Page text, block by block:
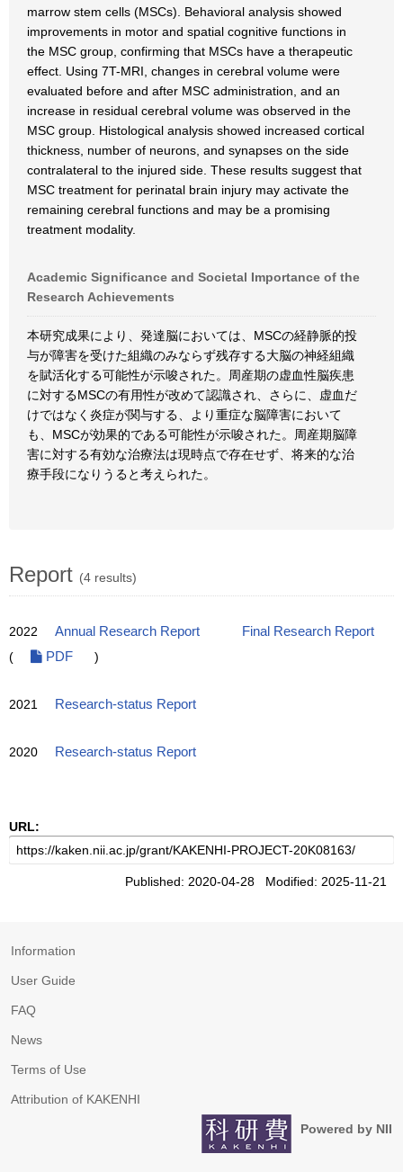
marrow stem cells (MSCs). Behavioral analysis showed
improvements in motor and spatial cognitive functions in
the MSC group, confirming that MSCs have a therapeutic
effect. Using 7T-MRI, changes in cerebral volume were
evaluated before and after MSC administration, and an
increase in residual cerebral volume was observed in the
MSC group. Histological analysis showed increased cortical
thickness, number of neurons, and synapses on the side
contralateral to the injured side. These results suggest that
MSC treatment for perinatal brain injury may activate the
remaining cerebral functions and may be a promising
treatment modality.
Academic Significance and Societal Importance of the
Research Achievements
本研究成果により、発達脳においては、MSCの経静脈的投
与が障害を受けた組織のみならず残存する大脳の神経組織
を賦活化する可能性が示唆された。周産期の虚血性脳疾患
に対するMSCの有用性が改めて認識され、さらに、虚血だ
けではなく炎症が関与する、より重症な脳障害において
も、MSCが効果的である可能性が示唆された。周産期脳障
害に対する有効な治療法は現時点で存在せず、将来的な治
療手段になりうると考えられた。
Report (4 results)
2022 Annual Research Report
Final Research Report
(
PDF )
2021 Research-status Report
2020 Research-status Report
URL:
Published: 2020-04-28 Modified: 2025-11-21
Information
User Guide
FAQ
News
Terms of Use
Attribution of KAKENHI
Powered by NII